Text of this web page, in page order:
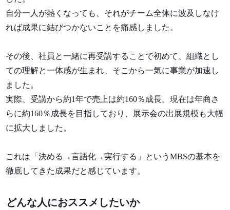
自分一人が熱くなっても、それがチーム全体に波及しなけ
れば成果に結びつかないことを痛感しました。
その後、社員と一緒に再受講することで初めて、組織とし
ての理解と一体感が生まれ、そこから一気に事業が加速し
ました。
実際、受講から約1年で売上は約160％成長。現在は年商さ
らに約160％成長を目指しており、展示会の出展規模も大幅
に拡大しました。
これは「決める→言語化→実行する」というMBSの基本を
徹底してきた成果だと感じています。
どんな人におススメしたいか